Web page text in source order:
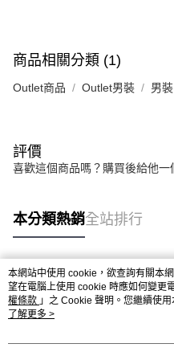
商品相關分類 (1)
Outlet商品 Outlet男裝 男
評價
喜歡這個商品嗎？購買後給他一
本分類熱銷全站排行
熱門標籤
本網站中使用 cookie，欲查詢有關本
望在電腦上使用 cookie 時應如何變更
權條款 」之 Cookie 聲明。您繼續使
用條款之 Cookie 聲明使用 cookie。
了解更多 >